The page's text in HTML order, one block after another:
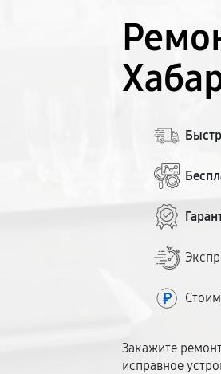
Закажите
исправное